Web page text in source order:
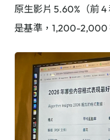
原生影片 5.60%（前
是基準，1,200-2,000